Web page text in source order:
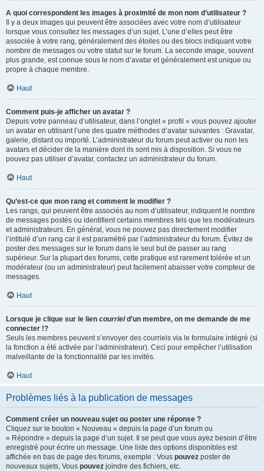
A quoi correspondent les images à proximité de mon nom d’utilisateur ?
Il y a deux images qui peuvent être associées avec votre nom d’utilisateur
lorsque vous consultez les messages d’un sujet. L’une d’elles peut être
associée à votre rang, généralement des étoiles ou des blocs indiquant votre
nombre de messages ou votre statut sur le forum. La seconde image, souvent
plus grande, est connue sous le nom d’avatar et généralement est unique ou
propre à chaque membre.
Haut
Comment puis-je afficher un avatar ?
Depuis votre panneau d’utilisateur, dans l’onglet « profil » vous pouvez ajouter
un avatar en utilisant l’une des quatre méthodes d’avatar suivantes : Gravatar,
galerie, distant ou importé. L’administrateur du forum peut activer ou non les
avatars et décider de la manière dont ils sont mis à disposition. Si vous ne
pouvez pas utiliser d’avatar, contactez un administrateur du forum.
Haut
Qu’est-ce que mon rang et comment le modifier ?
Les rangs, qui peuvent être associés au nom d’utilisateur, indiquent le nombre
de messages postés ou identifient certains membres tels que les modérateurs
et administrateurs. En général, vous ne pouvez pas directement modifier
l’intitulé d’un rang car il est paramétré par l’administrateur du forum. Évitez de
poster des messages sur le forum dans le seul but de passer au rang
supérieur. Sur la plupart des forums, cette pratique est rarement tolérée et un
modérateur (ou un administrateur) peut facilement abaisser votre compteur de
messages.
Haut
Lorsque je clique sur le lien courrield’un membre, on me demande de me
connecter !?
Seuls les membres peuvent s’envoyer des courriels via le formulaire intégré (si
la fonction a été activée par l’administrateur). Ceci pour empêcher l’utilisation
malveillante de la fonctionnalité par les invités.
Haut
Problèmes liés à la publication de messages
Comment créer un nouveau sujet ou poster une réponse ?
Cliquez sur le bouton « Nouveau » depuis la page d’un forum ou
« Répondre » depuis la page d’un sujet. Il se peut que vous ayez besoin d’être
enregistré pour écrire un message. Une liste des options disponibles est
affichée en bas de page des forums, exemple : Vous pouvez poster de
nouveaux sujets, Vous pouvez joindre des fichiers, etc.